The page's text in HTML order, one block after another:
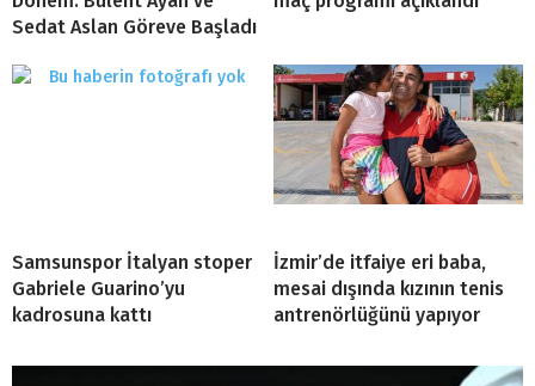
Sedat Aslan Göreve Başladı
Samsunspor İtalyan stoper
Gabriele Guarino’yu
kadrosuna kattı
İzmir’de itfaiye eri baba,
mesai dışında kızının tenis
antrenörlüğünü yapıyor